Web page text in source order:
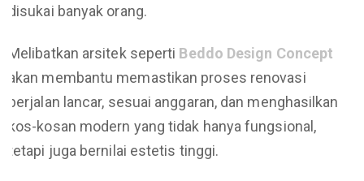
disukai banyak orang.
Melibatkan arsitek seperti Beddo Design Concept
akan membantu memastikan proses renovasi
berjalan lancar, sesuai anggaran, dan menghasilkan
kos-kosan modern yang tidak hanya fungsional,
tetapi juga bernilai estetis tinggi.